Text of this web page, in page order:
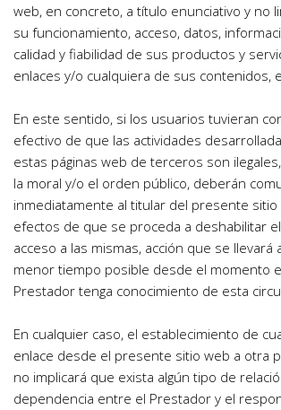
web, en concreto, a título enunciativo y no
su funcionamiento, acceso, datos,
calidad y fiabilidad de sus productos y
enlaces y/o cualquiera de sus contenidos,
En este sentido, si los usuarios tuvieran
efectivo de que las actividades
estas páginas web de terceros son
la moral y/o el orden público, deberán
inmediatamente al titular del presente sitio
efectos de que se proceda a deshabilitar
acceso a las mismas, acción que se llevará
menor tiempo posible desde el momento
Prestador tenga conocimiento de esta
En cualquier caso, el establecimiento de
enlace desde el presente sitio web a otra
no implicará que exista algún tipo de
dependencia entre el Prestador y el